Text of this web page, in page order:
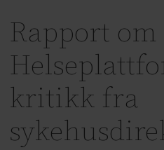
Rapport om
kritikk fra